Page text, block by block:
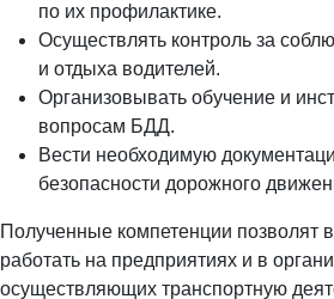
по их профилактике.
Осуществлять контроль за
и отдыха водителей.
Организовывать обучение и
вопросам БДД.
Вести необходимую
безопасности дорожного
Полученные компетенции позволят
работать на предприятиях и в
осуществляющих транспортную